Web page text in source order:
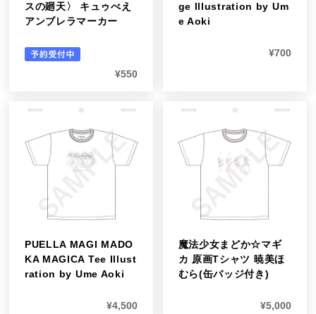
スの廻天〉 キュゥべえ
アンブレラマーカー
¥550
ge Illustration by Um
e Aoki
¥700
PUELLA MAGI MADO
KA MAGICA Tee Illust
ration by Ume Aoki
¥4,500
魔法少女まどか☆マギ
カ 原画Tシャツ 暁美ほ
むら(缶バッジ付き)
¥5,000